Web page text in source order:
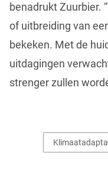
benadrukt Zuurbier.
of uitbreiding van
bekeken. Met de
uitdagingen
strenger zullen